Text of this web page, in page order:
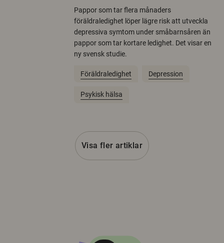
Pappor som tar flera månaders
föräldraledighet löper lägre risk att utveckla
depressiva symtom under småbarnsåren än
pappor som tar kortare ledighet. Det visar en
ny svensk studie.
Föräldraledighet Depression
Psykisk hälsa
Visa fler artiklar